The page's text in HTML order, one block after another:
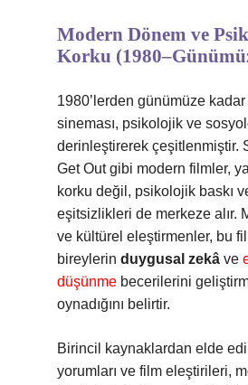
Modern Dönem ve
Korku
1980’lerden günümüze
sineması, psikolojik ve
derinleştirerek çeşitlenmiştir.
Get Out gibi modern filmler,
korku değil, psikolojik baskı
eşitsizlikleri de merkeze alır.
ve kültürel eleştirmenler, bu
bireylerin duygusal zekâ ve
düşünme becerilerini
oynadığını belirtir.
Birincil kaynaklardan elde
yorumları ve film eleştirileri,